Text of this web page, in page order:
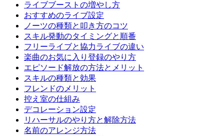
ライブブーストの増やし方
おすすめのライブ設定
ノーツの種類と叩き方のコツ
スキル発動のタイミングと順番
フリーライブと協力ライブの違い
楽曲のお気に入り登録のやり方
エピソード解放の方法とメリット
スキルの種類と効果
フレンドのメリット
控え室の仕組み
デコレーション設定
リハーサルのやり方と解除方法
名前のアレンジ方法